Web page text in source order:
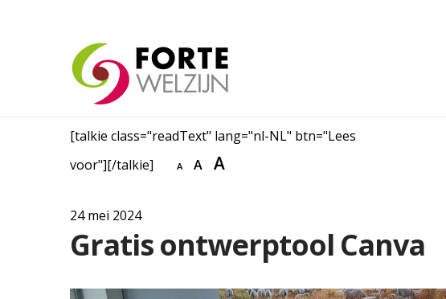
[talkie class="readText" lang="nl-NL" btn="Lees
voor"][/talkie]
A A A
24 mei 2024
Gratis ontwerptool Canva